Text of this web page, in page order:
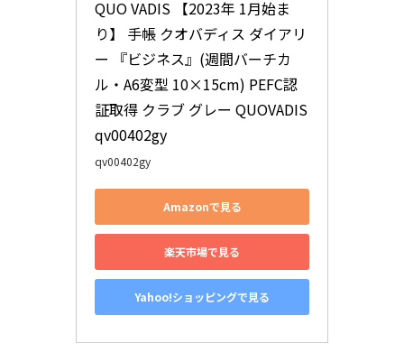
QUO VADIS 【2023年 1月始ま
り】 手帳 クオバディス ダイアリ
ー 『ビジネス』(週間バーチカ
ル・A6変型 10×15cm) PEFC認
証取得 クラブ グレー QUOVADIS
qv00402gy
qv00402gy
Amazonで見る
楽天市場で見る
Yahoo!ショッピングで見る